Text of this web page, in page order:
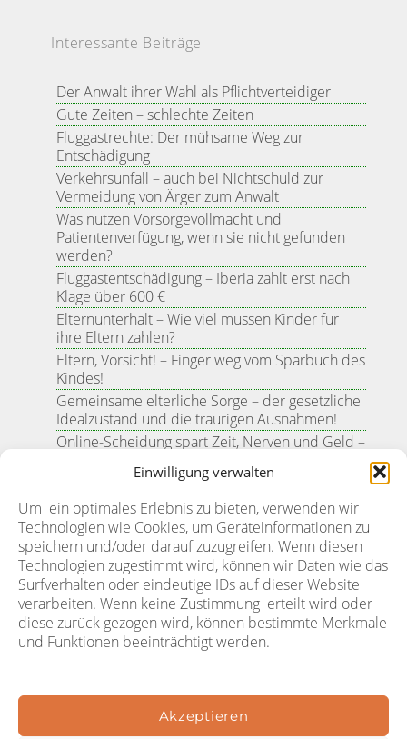
Einwilligung verwalten
Um ein optimales Erlebnis zu bieten, verwenden wir
Technologien wie Cookies, um Geräteinformationen zu
speichern und/oder darauf zuzugreifen. Wenn diesen
Technologien zugestimmt wird, können wir Daten wie das
Surfverhalten oder eindeutige IDs auf dieser Website
verarbeiten. Wenn keine Zustimmung erteilt wird oder
diese zurück gezogen wird, können bestimmte Merkmale
und Funktionen beeinträchtigt werden.
Akzeptieren
Interessante Beiträge
Der Anwalt ihrer Wahl als Pflichtverteidiger
Gute Zeiten – schlechte Zeiten
Fluggastrechte: Der mühsame Weg zur
Entschädigung
Verkehrsunfall – auch bei Nichtschuld zur
Vermeidung von Ärger zum Anwalt
Was nützen Vorsorgevollmacht und
Patientenverfügung, wenn sie nicht gefunden
werden?
Fluggastentschädigung – Iberia zahlt erst nach
Klage über 600 €
Elternunterhalt – Wie viel müssen Kinder für
ihre Eltern zahlen?
Eltern, Vorsicht! – Finger weg vom Sparbuch des
Kindes!
Gemeinsame elterliche Sorge – der gesetzliche
Idealzustand und die traurigen Ausnahmen!
Online-Scheidung spart Zeit, Nerven und Geld –
Trennung vom Ehegatten? – Trotz Emotionen
einen klaren Kopf bewahren!
Rechtsanwalt, Fachanwalt, Spezialist für
Familienrecht – Wo liegt der Unterschied?
Rechtsgebiete